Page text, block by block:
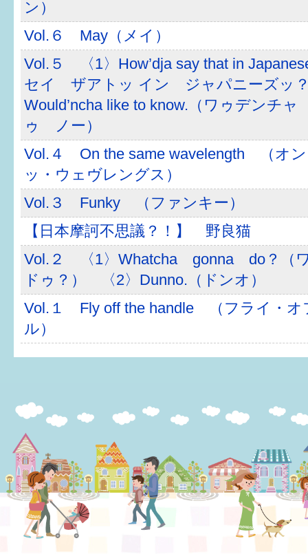
ン）
Vol.６ May（メイ）
Vol.５ 〈1〉How’dja say that in
セイ ザアトッ イン ジャパニーズッ
Would’ncha like to know.（ワゥデンチ
ゥ ノー）
Vol.４ On the same wavelength （オン
ッ・ウェヴレングス）
Vol.３ Funky （ファンキー）
【日本摩訶不思議？！】 野良猫
Vol.２ 〈1〉Whatcha gonna do？（
ドゥ？） 〈2〉Dunno.（ドンオ）
Vol.１ Fly off the handle （フライ・オ
ル）